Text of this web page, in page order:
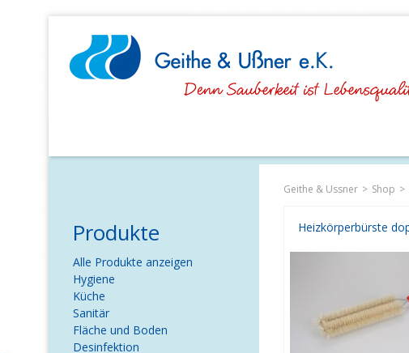
Geithe & Ussner Shop
Produkte
Navigation
überspringen
Alle Produkte anzeigen
Hygiene
Küche
Sanitär
Fläche und Boden
Desinfektion